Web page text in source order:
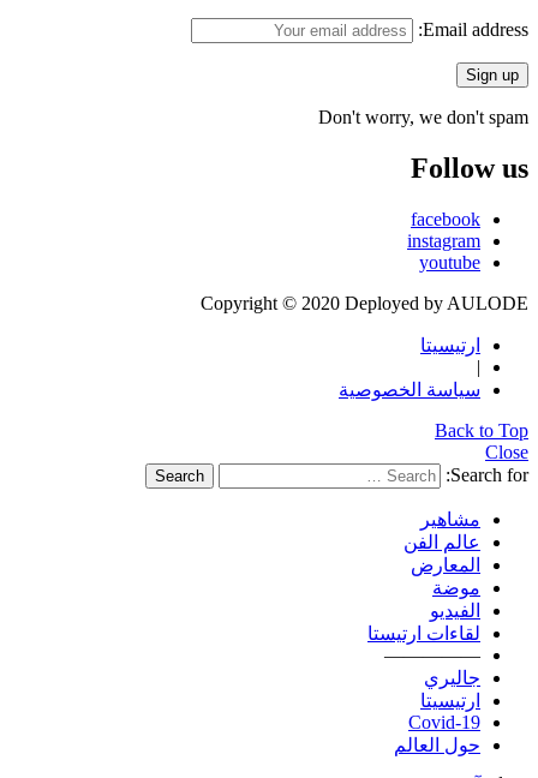
Email address:
Don't worry, we don't spam
Follow us
facebook
instagram
youtube
Copyright © 2020 Deployed by AULODE
ارتيسيتا
|
سياسة الخصوصية
Back to Top
Close
Search for:
Search
مشاهير
عالم الفن
المعارض
موضة
الفيديو
لقاءات ارتيستا
—————
جاليري
ارتيسيتا
Covid-19
حول العالم